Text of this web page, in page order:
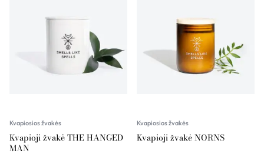
Kvapiosios žvakės
Kvapioji žvakė THE HANGED
MAN
Kvapiosios žvakės
Kvapioji žvakė NORNS